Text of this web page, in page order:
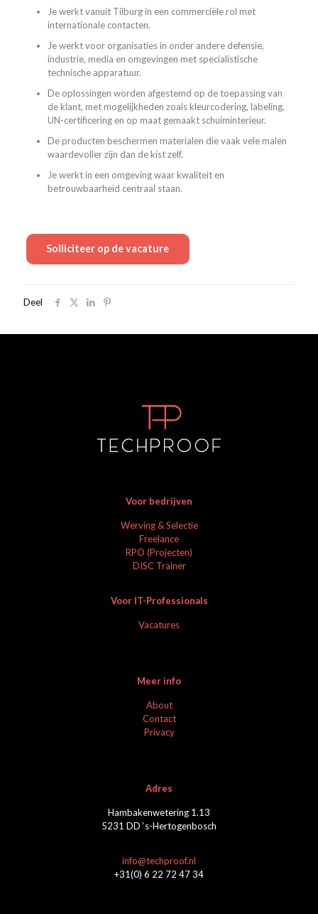
Je werkt vanuit Tilburg in een commerciële rol met
internationale contacten.
Je werkt voor organisaties in onder andere defensie,
industrie, media en omgevingen met specialistische
technische apparatuur.
De oplossingen worden afgestemd op de toepassing van
de klant, met mogelijkheden zoals kleurcodering, labeling,
UN-certificering en op maat gemaakt schuiminterieur.
De producten beschermen materialen die vaak vele malen
waardevoller zijn dan de kist zelf.
Je werkt in een omgeving waar kwaliteit en
betrouwbaarheid centraal staan.
Deel
Voor bedrijven
Werving & Selectie
Freelance
RPO (Projecten)
DISC Trainer
Voor IT-Professionals
Vacatures
Meer info
About
Contact
Privacy
Adres
Hambakenwetering 1.13
5231 DD ‘s-Hertogenbosch
info@techproof.nl
+31(0) 6 22 72 47 34